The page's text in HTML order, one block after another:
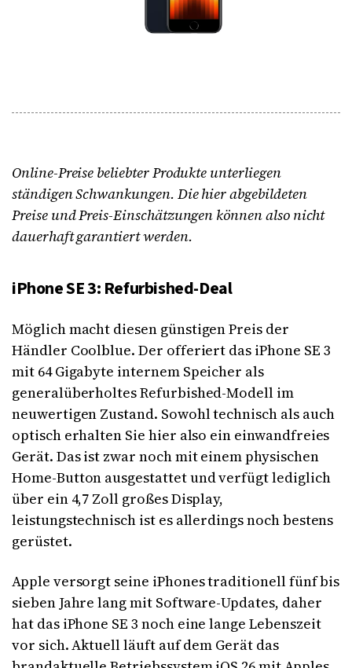
Online-Preise beliebter Produkte unterliegen
ständigen Schwankungen. Die hier abgebildeten
Preise und Preis-Einschätzungen können also nicht
dauerhaft garantiert werden.
iPhone SE 3: Refurbished-Deal
Möglich macht diesen günstigen Preis der
Händler Coolblue. Der offeriert das iPhone SE 3
mit 64 Gigabyte internem Speicher als
generalüberholtes Refurbished-Modell im
neuwertigen Zustand. Sowohl technisch als auch
optisch erhalten Sie hier also ein einwandfreies
Gerät. Das ist zwar noch mit einem physischen
Home-Button ausgestattet und verfügt lediglich
über ein 4,7 Zoll großes Display,
leistungstechnisch ist es allerdings noch bestens
gerüstet.
Apple versorgt seine iPhones traditionell fünf bis
sieben Jahre lang mit Software-Updates, daher
hat das iPhone SE 3 noch eine lange Lebenszeit
vor sich. Aktuell läuft auf dem Gerät das